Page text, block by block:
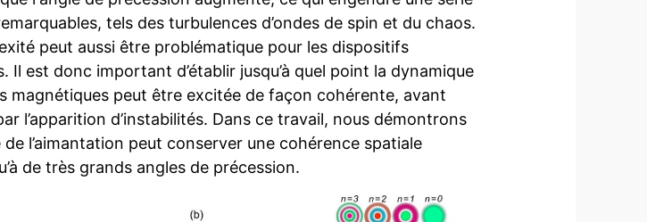
tels des turbulences d’ondes de spin et du chaos.
peut aussi être problématique pour les dispositifs
Il est donc important d’établir jusqu’à quel point la dynamique
magnétiques peut être excitée de façon cohérente, avant
l’apparition d’instabilités. Dans ce travail, nous démontrons
de l’aimantation peut conserver une cohérence spatiale
de très grands angles de précession.